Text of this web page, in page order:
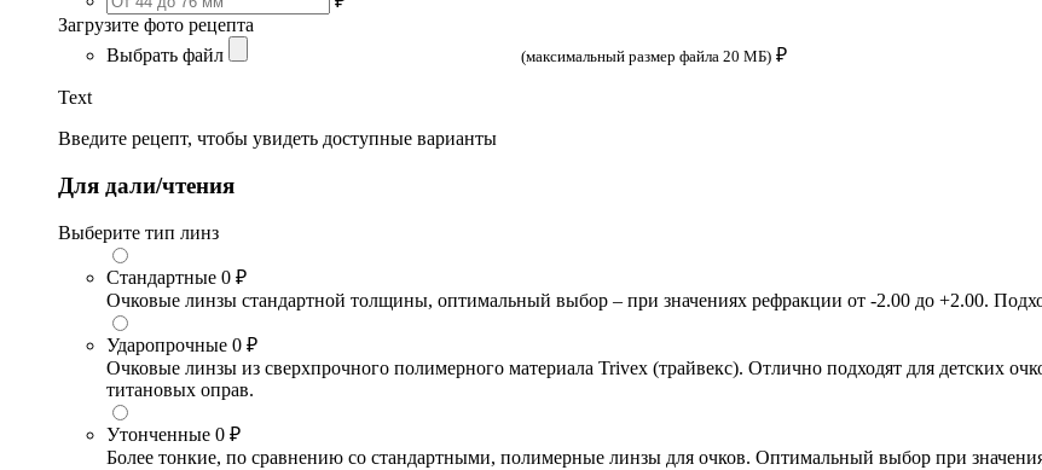
Загрузите фото рецепта
Выбрать файл
(максимальный размер файла 20 МБ) ₽
Text
Введите рецепт, чтобы увидеть доступные варианты
Для дали/чтения
Выберите тип линз
Стандартные 0 ₽
Очковые линзы стандартной толщины, оптимальный выбор – при значениях рефракции от -2.00 до +2.00.
Ударопрочные 0 ₽
Очковые линзы из сверхпрочного полимерного материала Trivex (трайвекс). Отлично подходят для детских
титановых оправ.
Утонченные 0 ₽
Более тонкие, по сравнению со стандартными, полимерные линзы для очков. Оптимальный выбор при